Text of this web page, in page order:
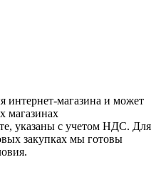
интернет-магазина и может
магазинах
указаны с учетом НДС. Для
закупках мы готовы